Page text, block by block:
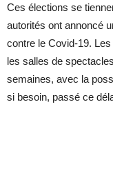
Ces élections se
autorités ont annoncé
contre le Covid-19.
les salles de
semaines, avec la
si besoin, passé ce